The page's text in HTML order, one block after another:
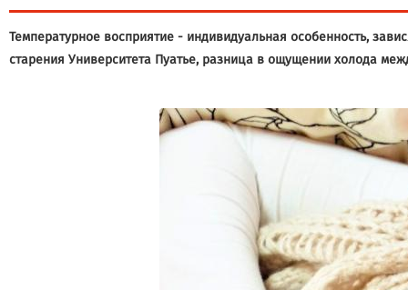
Температурное восприятие - индивидуальная особенность,
старения Университета Пуатье, разница в ощущении холода